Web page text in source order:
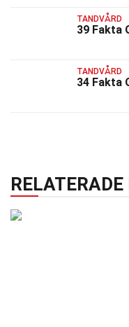
TANDVÅRD
39 Fakta
TANDVÅRD
34 Fakta